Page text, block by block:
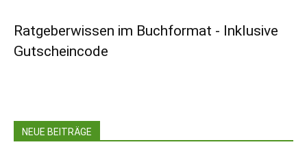
Ratgeberwissen im Buchformat - Inklusive
Gutscheincode
NEUE BEITRÄGE